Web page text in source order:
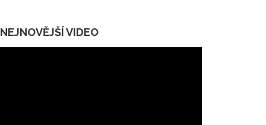
NEJNOVĚJŠÍ VIDEO